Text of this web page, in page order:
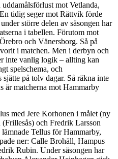
uddamålsförlust mot Vetlanda,
tidig seger mot Rättvik förde
större delen av säsongen har
i tabellen. Förutom mot
och Vänersborg. Så på
i matchen. Men i derbyn och
inte vanlig logik – allting kan
spelschema, och
på tolv dagar. Så räkna inte
är matcherna mot Hammarby
med Jere Korhonen i målet (ny
och Fredrik Larsson
Tellus för Hammarby,
ner: Calle Brohäll, Hampus
Rubin. Under säsongen har